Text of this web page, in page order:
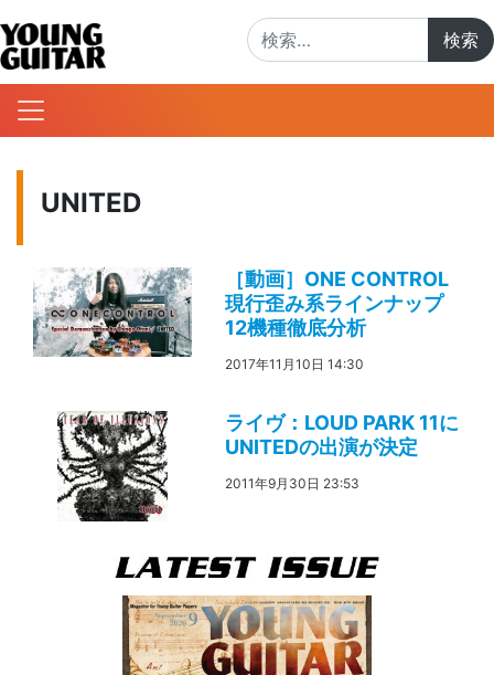
UNITED
［動画］ONE CONTROL
現行歪み系ラインナップ
12機種徹底分析
2017年11月10日 14:30
ライヴ：LOUD PARK 11に
UNITEDの出演が決定
2011年9月30日 23:53